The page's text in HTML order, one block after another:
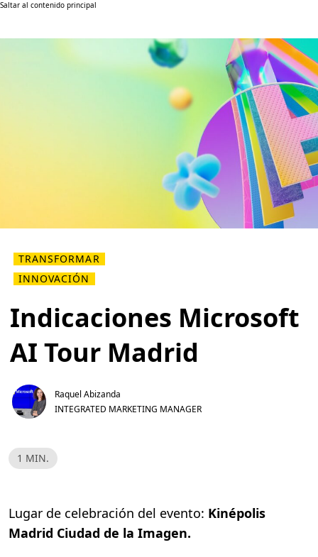
Saltar al contenido principal
TRANSFORMAR
INNOVACIÓN
Indicaciones Microsoft
AI Tour Madrid
Raquel Abizanda
INTEGRATED MARKETING MANAGER
H
o
c
1 MIN.
Lugar de celebración del evento: Kinépolis
Madrid Ciudad de la Imagen.